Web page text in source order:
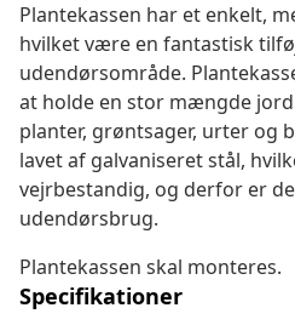
Plantekassen har et enkelt,
hvilket være en fantastisk
udendørsområde.
at holde en stor mængde
planter, grøntsager, urter og
lavet af galvaniseret stål,
vejrbestandig, og derfor er
udendørsbrug.
Plantekassen skal monteres.
Specifikationer